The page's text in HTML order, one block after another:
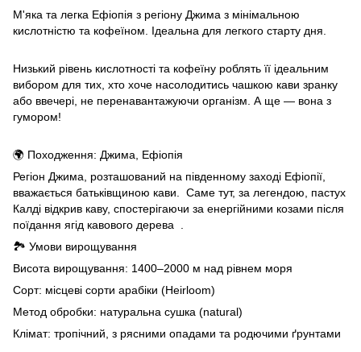
М'яка та легка Ефіопія з регіону Джима з мінімальною
кислотністю та кофеїном. Ідеальна для легкого старту дня.
Низький рівень кислотності та кофеїну роблять її ідеальним
вибором для тих, хто хоче насолодитись чашкою кави зранку
або ввечері, не перенавантажуючи організм. А ще — вона з
гумором!
🌍 Походження: Джима, Ефіопія
Регіон Джима, розташований на південному заході Ефіопії,
вважається батьківщиною кави. Саме тут, за легендою, пастух
Калді відкрив каву, спостерігаючи за енергійними козами після
поїдання ягід кавового дерева .
🏞️ Умови вирощування
Висота вирощування: 1400–2000 м над рівнем моря
Сорт: місцеві сорти арабіки (Heirloom)
Метод обробки: натуральна сушка (natural)
Клімат: тропічний, з рясними опадами та родючими ґрунтами